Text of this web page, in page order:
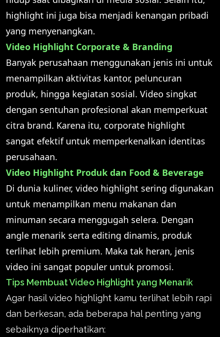
highlight ini juga bisa menjadi kenangan pribadi
yang menyenangkan.
Video Highlight Corporate & Branding
Banyak perusahaan menggunakan jenis ini untuk
menampilkan aktivitas kantor, peluncuran
produk, hingga kegiatan sosial. Video singkat
dengan sentuhan profesional akan memperkuat
citra brand. Karena itu, corporate highlight
sangat efektif untuk memperkenalkan identitas
perusahaan.
Video Highlight Produk dan Food & Beverage
Di dunia kuliner, video highlight sering digunakan
untuk menampilkan menu makanan dan
minuman secara menggugah selera. Dengan
angle menarik serta editing dinamis, produk
terlihat lebih premium. Maka tak heran, jenis
video ini sangat populer untuk promosi.
Tips Membuat Video Highlight yang Menarik
Agar hasil video highlight kamu terlihat lebih rapi
dan berkesan, ada beberapa hal penting yang
sebaiknya diperhatikan: